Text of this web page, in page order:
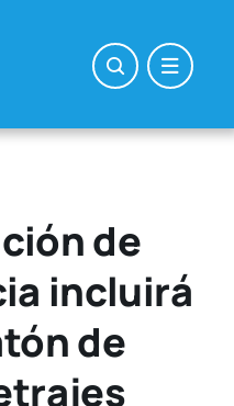
de
incluirá
de